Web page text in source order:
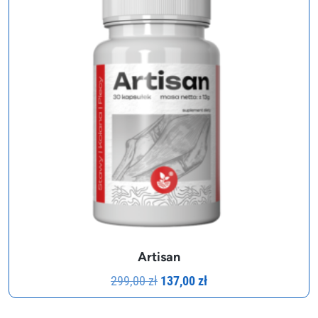
Artisan
299,00zł Pierwotna
cena
137,00złAktualna
cena